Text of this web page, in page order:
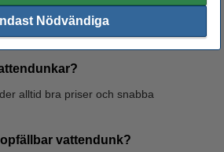
Nödvändiga
Första hjälpen
är utformade för att tåla utomhusbruk.
solljus på dem, då plastens
och vattnet blir snabbt varmt.
alltid bra priser och snabba
vattendunk?